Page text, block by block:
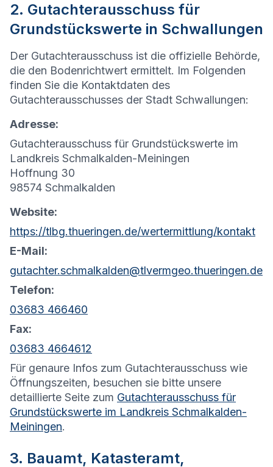
2. Gutachterausschuss für
Grundstückswerte in Schwallungen
Der Gutachterausschuss ist die offizielle Behörde,
die den Bodenrichtwert ermittelt. Im Folgenden
finden Sie die Kontaktdaten des
Gutachterausschusses der Stadt Schwallungen:
Adresse:
Gutachterausschuss für Grundstückswerte im
Landkreis Schmalkalden-Meiningen
Hoffnung 30
98574 Schmalkalden
Website:
https://tlbg.thueringen.de/wertermittlung/kontakt
E-Mail:
gutachter.schmalkalden@tlvermgeo.thueringen.de
Telefon:
03683 466460
Fax:
03683 4664612
Für genaure Infos zum Gutachterausschuss wie
Öffnungszeiten, besuchen sie bitte unsere
detaillierte Seite zum Gutachterausschuss für
Grundstückswerte im Landkreis Schmalkalden-
Meiningen.
3. Bauamt, Katasteramt,